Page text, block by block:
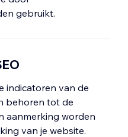
simulatie:Dit schat
als je website
krijgt voor het
voor
om gegevens
misschien niet
van je website
we aanonze
tipste volgen.
gebruikt.
indicatoren van de
behoren tot de
aanmerking worden
van je website.